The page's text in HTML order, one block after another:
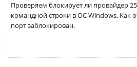
Проверяем блокирует ли провайдер
командной строки в ОС Windows. Как
порт заблокирован.